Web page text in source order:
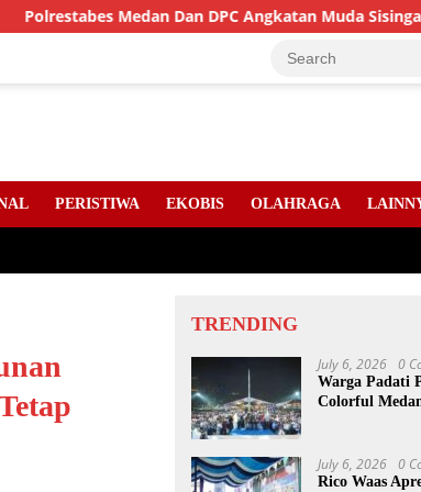
Medan Dan DPC Angkatan Muda Sisingamangaraja
PERISTIWA EKOBIS OLAHRAGA
TRENDING
July 6, 2026 0
Warga Padati
Colorful
July 6, 2026 0
Rico Waas